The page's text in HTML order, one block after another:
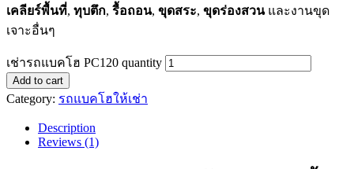
เคลียร์พื้นที่, ทุบตึก, รื้อถอน, ขุดสระ, ขุดร่องสวนและงานขุด
เจาะอื่นๆ
เช่ารถแบคโฮ PC120 quantity
Add to cart
Category: รถแบคโฮให้เช่า
Description
Reviews (1)